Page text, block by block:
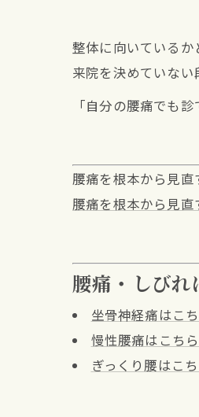
整体に向いているか
来院を決めていない
「自分の腰痛でも
腰痛を根本から見直
腰痛を根本から見
腰痛・しびれ
坐骨神経痛はこ
慢性腰痛はこちら
ぎっくり腰はこ